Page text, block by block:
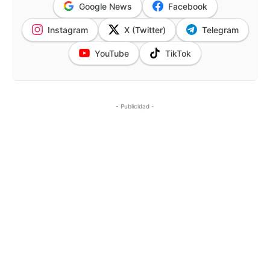
Google News Facebook
Instagram X (Twitter) Telegram
YouTube TikTok
- Publicidad -